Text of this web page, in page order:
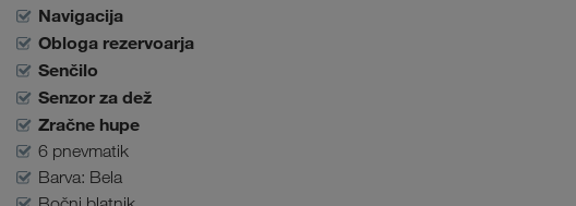
Navigacija
Obloga rezervoarja
Senčilo
Senzor za dež
Zračne hupe
6 pnevmatik
Barva: Bela